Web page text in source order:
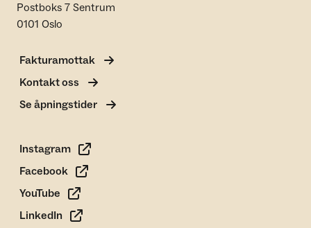
Postboks 7 Sentrum
0101 Oslo
Fakturamottak
Kontakt oss
Se åpningstider
Instagram
Facebook
YouTube
LinkedIn